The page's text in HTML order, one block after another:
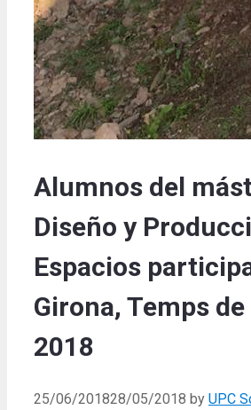
Alumnos del
Diseño y
Espacios
Girona, Temps
2018
25/06/201828/05/2018 by UPC